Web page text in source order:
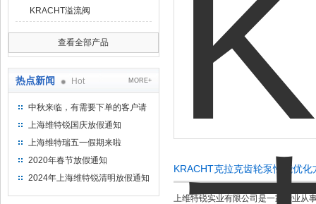
KRACHT溢流阀
查看全部产品
热点新闻 Hot MORE+
中秋来临，有需要下单的客户请
提前下单
上海维特锐国庆放假通知
上海维特瑞五一假期来啦
2020年春节放假通知
2024年上海维特锐清明放假通知
KRACHT克拉克齿轮泵性能优
上维特锐实业有限公司是一家专业从